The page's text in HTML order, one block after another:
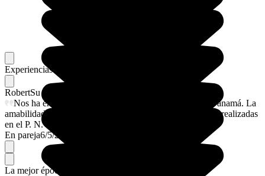
Experiencias memorables
RobertSu flechazo
Nos ha encantado la visita a las esclusas del canal de Panamá. La
amabilidad de la gente ; y como buceador las inmersiones realizadas
en el P. N. Coiba, con mucha fauna submarina.
En pareja6/5/2025
La mejor época para ir.